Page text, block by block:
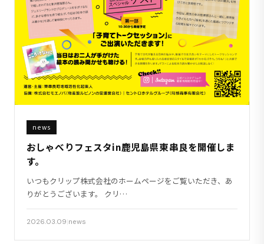
news
おしゃべりフェスタin鹿児島県東串良を開催しま
す。
いつもクリップ株式会社のホームページをご覧いただき、あ
りがとうございます。 クリ…
2026.03.09 news